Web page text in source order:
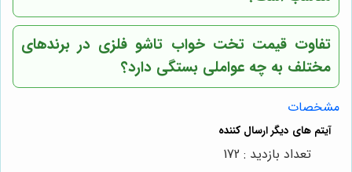
تفاوت قیمت تخت خواب تاشو فلزی در برندهای
مختلف به چه عواملی بستگی دارد؟
مشخصات
تعداد بازدید : 172